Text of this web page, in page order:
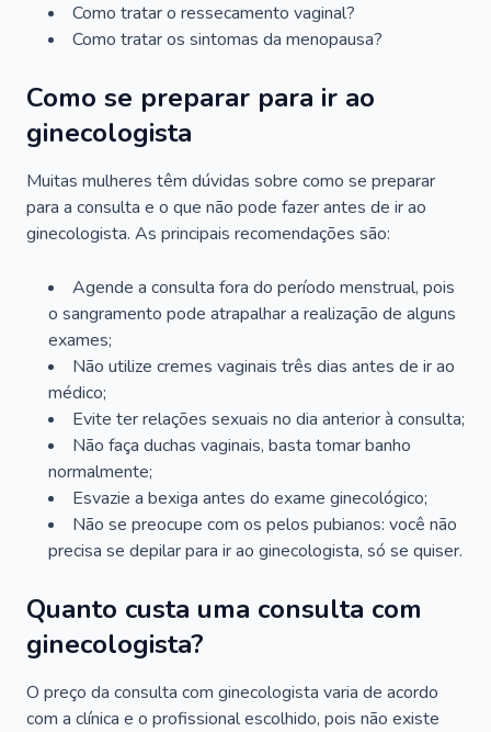
Como tratar o ressecamento vaginal?
Como tratar os sintomas da menopausa?
Como se preparar para ir ao
ginecologista
Muitas mulheres têm dúvidas sobre como se preparar
para a consulta e o que não pode fazer antes de ir ao
ginecologista. As principais recomendações são:
Agende a consulta fora do período menstrual, pois
o sangramento pode atrapalhar a realização de alguns
exames;
Não utilize cremes vaginais três dias antes de ir ao
médico;
Evite ter relações sexuais no dia anterior à consulta;
Não faça duchas vaginais, basta tomar banho
normalmente;
Esvazie a bexiga antes do exame ginecológico;
Não se preocupe com os pelos pubianos: você não
precisa se depilar para ir ao ginecologista, só se quiser.
Quanto custa uma consulta com
ginecologista?
O preço da consulta com ginecologista varia de acordo
com a clínica e o profissional escolhido, pois não existe